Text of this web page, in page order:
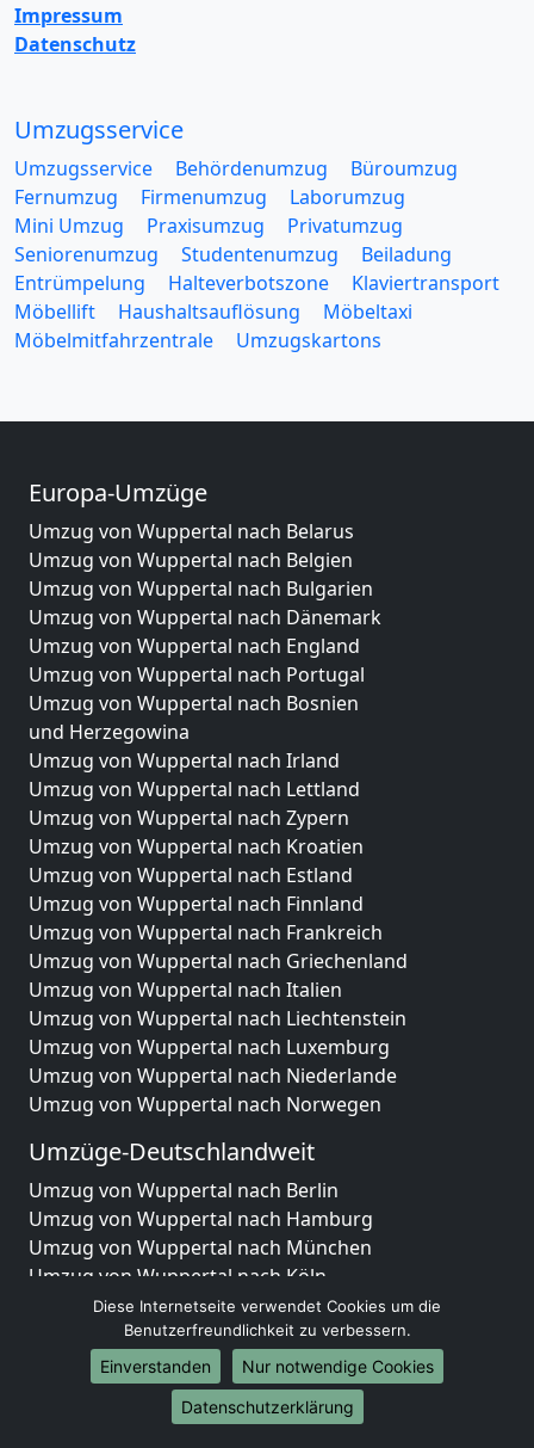
Impressum
Datenschutz
Umzugsservice
Umzugsservice Behördenumzug
Büroumzug
Fernumzug
Firmenumzug
Laborumzug
Mini Umzug
Praxisumzug
Privatumzug
Seniorenumzug
Studentenumzug
Beiladung
Entrümpelung
Halteverbotszone
Klaviertransport
Möbellift
Haushaltsauflösung
Möbeltaxi
Möbelmitfahrzentrale
Umzugskartons
Europa-Umzüge
Umzug von Wuppertal nach Belarus
Umzug von Wuppertal nach Belgien
Umzug von Wuppertal nach Bulgarien
Umzug von Wuppertal nach Dänemark
Umzug von Wuppertal nach England
Umzug von Wuppertal nach Portugal
Umzug von Wuppertal nach Bosnien
und Herzegowina
Umzug von Wuppertal nach Irland
Umzug von Wuppertal nach Lettland
Umzug von Wuppertal nach Zypern
Umzug von Wuppertal nach Kroatien
Umzug von Wuppertal nach Estland
Umzug von Wuppertal nach Finnland
Umzug von Wuppertal nach Frankreich
Umzug von Wuppertal nach Griechenland
Umzug von Wuppertal nach Italien
Umzug von Wuppertal nach Liechtenstein
Umzug von Wuppertal nach Luxemburg
Umzug von Wuppertal nach Niederlande
Umzug von Wuppertal nach Norwegen
Umzüge-Deutschlandweit
Umzug von Wuppertal nach Berlin
Umzug von Wuppertal nach Hamburg
Umzug von Wuppertal nach München
Umzug von Wuppertal nach Köln
Umzug von Wuppertal nach Frankfurt am Main
Umzug von Wuppertal nach Stuttgart
Umzug von Wuppertal nach Düsseldorf
Umzug von Wuppertal nach Leipzig
Umzug von Wuppertal nach Dortmund
Diese Internetseite verwendet Cookies um die
Benutzerfreundlichkeit zu verbessern.
Einverstanden
Nur notwendige Cookies
Datenschutzerklärung